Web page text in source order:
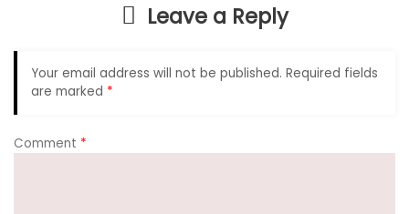
p Leave a Reply
Your email address will not be published. Required fields
are marked *
Comment *